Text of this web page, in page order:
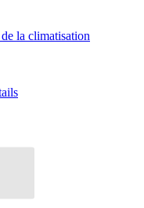
la climatisation